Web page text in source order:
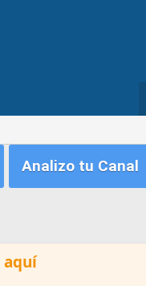
Analizo tu Canal
aquí